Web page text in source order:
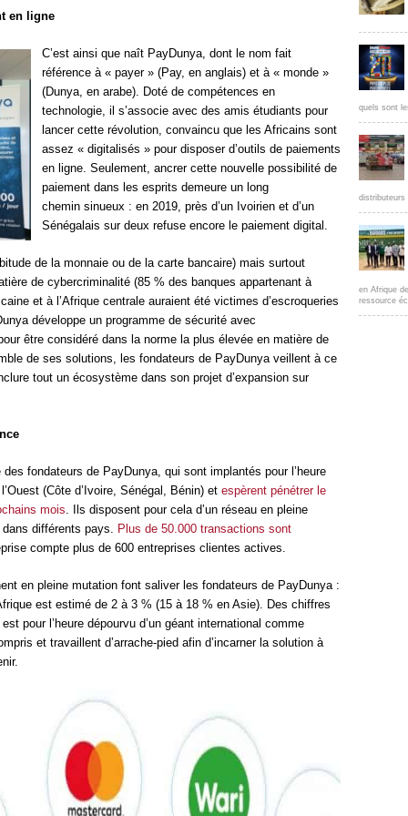
en ligne
C’est ainsi que naît PayDunya, dont le nom fait
référence à « payer » (Pay, en anglais) et à « monde »
(Dunya, en arabe). Doté de compétences en
technologie, il s’associe avec des amis étudiants pour
lancer cette révolution, convaincu que les Africains sont
assez « digitalisés » pour disposer d’outils de paiements
en ligne. Seulement, ancrer cette nouvelle possibilité de
paiement dans les esprits demeure un long
chemin sinueux : en 2019, près d’un Ivoirien et d’un
Sénégalais sur deux refuse encore le paiement digital.
de la monnaie ou de la carte bancaire) mais surtout
de cybercriminalité (85 % des banques appartenant à
et à l’Afrique centrale auraient été victimes d’escroqueries
développe un programme de sécurité avec
être considéré dans la norme la plus élevée en matière de
de ses solutions, les fondateurs de PayDunya veillent à ce
tout un écosystème dans son projet d’expansion sur
fondateurs de PayDunya, qui sont implantés pour l’heure
(Côte d’Ivoire, Sénégal, Bénin) et espèrent pénétrer le
mois. Ils disposent pour cela d’un réseau en pleine
différents pays. Plus de 50.000 transactions sont
compte plus de 600 entreprises clientes actives.
en pleine mutation font saliver les fondateurs de PayDunya :
est estimé de 2 à 3 % (15 à 18 % en Asie). Des chiffres
pour l’heure dépourvu d’un géant international comme
et travaillent d’arrache-pied afin d’incarner la solution à
quels sont
distributeurs
en Afrique
ressource